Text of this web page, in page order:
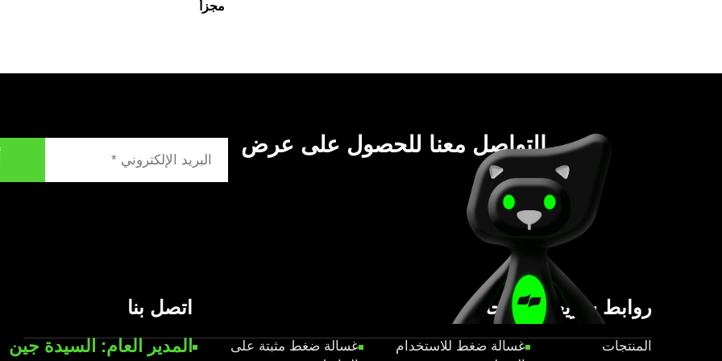
مجزأ
يرجى التواصل معنا للحصول على عرض
أسعار نهائي
روابط سريعة
المنتجات
منتجات
غسالة ضغط للاستخدام
غسالة ضغط مثبتة على
اتصل بنا
المدير العام: السيدة جين